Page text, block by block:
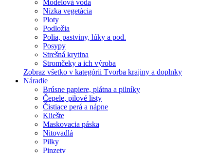
Modelová voda
Nízka vegetácia
Ploty
Podložia
Polia, pastviny, lúky a pod.
Posypy
Strešná krytina
Stromčeky a ich výroba
Zobraz všetko v kategórii Tvorba krajiny a doplnky
Náradie
Brúsne papiere, plátna a pilníky
Čepele, pilové listy
Čistiace perá a nápne
Kliešte
Maskovacia páska
Nitovadlá
Pilky
Pinzety